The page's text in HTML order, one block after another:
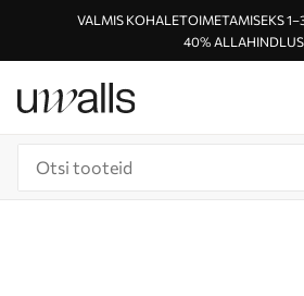
VALMIS KOHALETOIMETAMISEKS
40% ALLAHINDLUS